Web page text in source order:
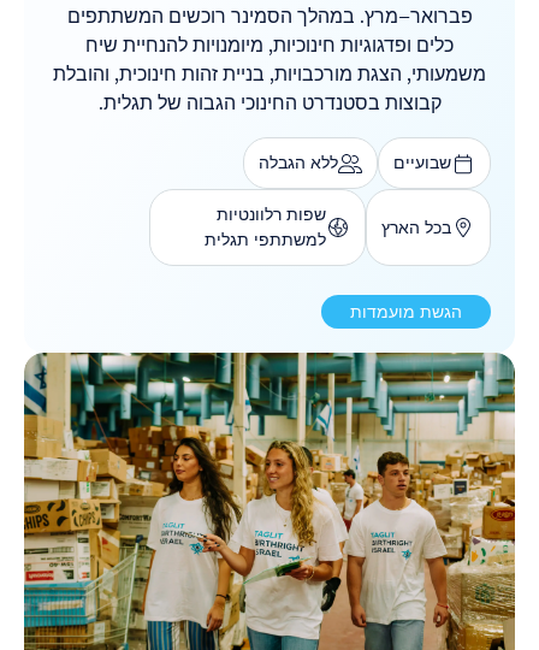
פברואר–מרץ. במהלך הסמינר רוכשים המשתתפים
כלים ופדגוגיות חינוכיות, מיומנויות להנחיית שיח
משמעותי, הצגת מורכבויות, בניית זהות חינוכית, והובלת
קבוצות בסטנדרט החינוכי הגבוה של תגלית.
שבועיים ללא הגבלה
בכל הארץ
שפות רלוונטיות
למשתתפי תגלית
הגשת מועמדות